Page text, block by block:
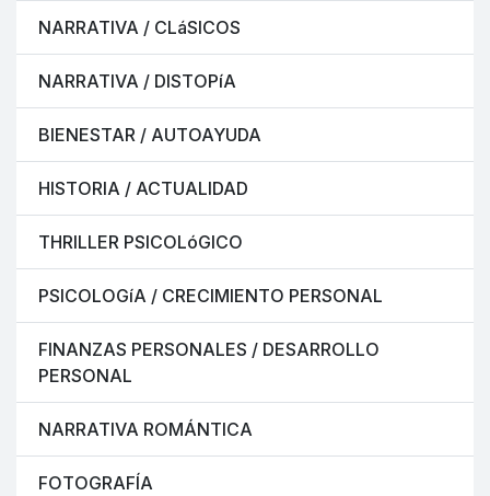
NARRATIVA / CLáSICOS
NARRATIVA / DISTOPíA
BIENESTAR / AUTOAYUDA
HISTORIA / ACTUALIDAD
THRILLER PSICOLóGICO
PSICOLOGíA / CRECIMIENTO PERSONAL
FINANZAS PERSONALES / DESARROLLO
PERSONAL
NARRATIVA ROMÁNTICA
FOTOGRAFÍA